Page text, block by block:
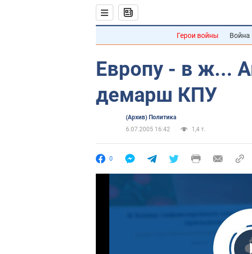
Герои войны Война
Европу - в ж...
демарш КПУ
(Архив) Политика
6.07.2005 16:42
1,4 т.
0